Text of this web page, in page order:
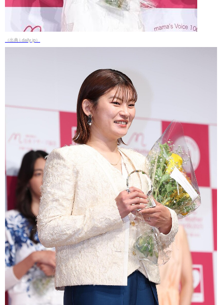
（出典 i.daily.jp）